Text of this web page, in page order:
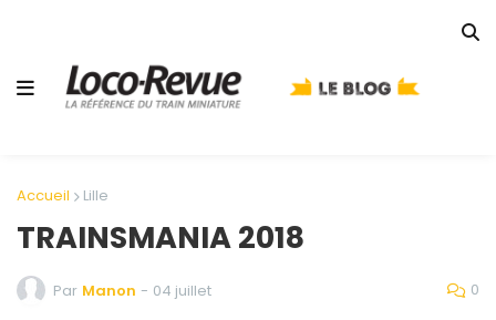
Accueil Lille
TRAINSMANIA 2018
Par Manon - 04 juillet 0